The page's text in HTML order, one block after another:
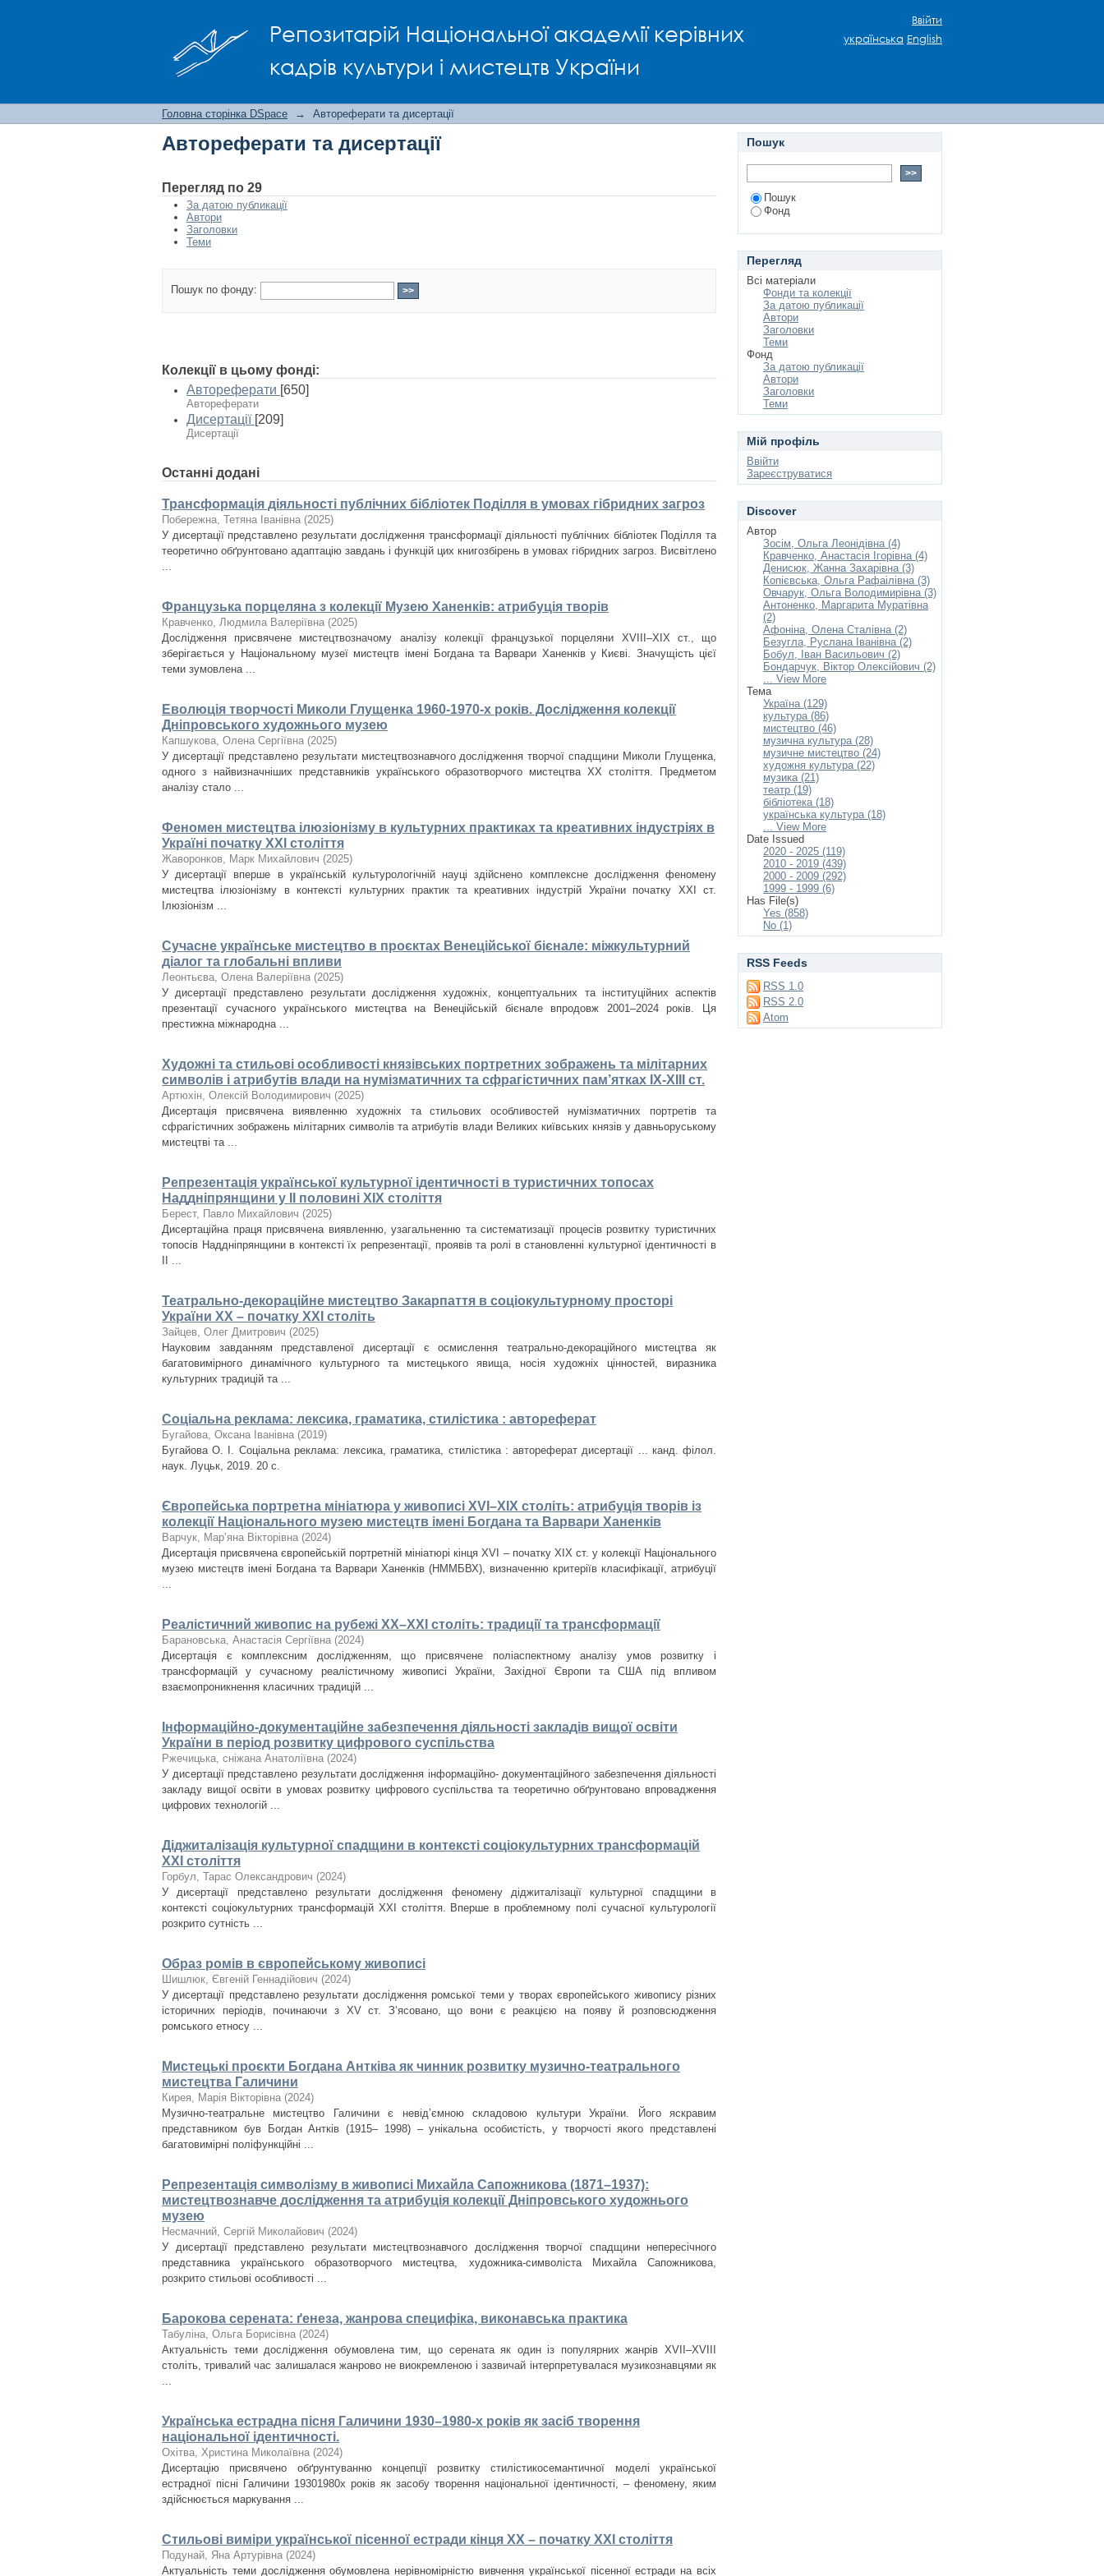
Репозитарій Національної академії керівних
кадрів культури і мистецтв України
Ввійти
українська English
Головна сторінка DSpace → Автореферати та дисертації
Автореферати та дисертації
Перегляд по 29
За датою публикації
Автори
Заголовки
Теми
Пошук по фонду:
Колекції в цьому фонді:
Автореферати [650]
Автореферати
Дисертації [209]
Дисертації
Останні додані
Трансформація діяльності публічних бібліотек Поділля в умовах гібридних загроз
Побережна, Тетяна Іванівна (2025)
У дисертації представлено результати дослідження трансформації діяльності публічних бібліотек Поділля та
теоретично обґрунтовано адаптацію завдань і функцій цих книгозбірень в умовах гібридних загроз. Висвітлено
...
Французька порцеляна з колекції Музею Ханенків: атрибуція творів
Кравченко, Людмила Валеріївна (2025)
Дослідження присвячене мистецтвозначому аналізу колекції французької порцеляни XVIII–XIX ст., що
зберігається у Національному музеї мистецтв імені Богдана та Варвари Ханенків у Києві. Значущість цієї
теми зумовлена ...
Еволюція творчості Миколи Глущенка 1960-1970-х років. Дослідження колекції
Дніпровського художнього музею
Капшукова, Олена Сергіївна (2025)
У дисертації представлено результати мистецтвознавчого дослідження творчої спадщини Миколи Глущенка,
одного з найвизначніших представників українського образотворчого мистецтва ХХ століття. Предметом
аналізу стало ...
Феномен мистецтва ілюзіонізму в культурних практиках та креативних індустріях в
Україні початку ХХІ століття
Жаворонков, Марк Михайлович (2025)
У дисертації вперше в українській культурологічній науці здійснено комплексне дослідження феномену
мистецтва ілюзіонізму в контексті культурних практик та креативних індустрій України початку ХХІ ст.
Ілюзіонізм ...
Сучасне українське мистецтво в проєктах Венеційської бієнале: міжкультурний
діалог та глобальні впливи
Леонтьєва, Олена Валеріївна (2025)
У дисертації представлено результати дослідження художніх, концептуальних та інституційних аспектів
презентації сучасного українського мистецтва на Венеційській бієнале впродовж 2001–2024 років. Ця
престижна міжнародна ...
Художні та стильові особливості князівських портретних зображень та мілітарних
символів і атрибутів влади на нумізматичних та сфрагістичних пам’ятках ІХ-ХІІІ ст.
Артюхін, Олексій Володимирович (2025)
Дисертація присвячена виявленню художніх та стильових особливостей нумізматичних портретів та
сфрагістичних зображень мілітарних символів та атрибутів влади Великих київських князів у давньоруському
мистецтві та ...
Репрезентація української культурної ідентичності в туристичних топосах
Наддніпрянщини у ІІ половині XIX століття
Берест, Павло Михайлович (2025)
Дисертаційна праця присвячена виявленню, узагальненню та систематизації процесів розвитку туристичних
топосів Наддніпрянщини в контексті їх репрезентації, проявів та ролі в становленні культурної ідентичності в
ІІ ...
Театрально-декораційне мистецтво Закарпаття в соціокультурному просторі
України ХХ – початку ХХІ століть
Зайцев, Олег Дмитрович (2025)
Науковим завданням представленої дисертації є осмислення театрально-декораційного мистецтва як
багатовимірного динамічного культурного та мистецького явища, носія художніх цінностей, виразника
культурних традицій та ...
Соціальна реклама: лексика, граматика, стилістика : автореферат
Бугайова, Оксана Іванівна (2019)
Бугайова О. І. Соціальна реклама: лексика, граматика, стилістика : автореферат дисертації ... канд. філол.
наук. Луцьк, 2019. 20 с.
Європейська портретна мініатюра у живописі XVI–XIX століть: атрибуція творів із
колекції Національного музею мистецтв імені Богдана та Варвари Ханенків
Варчук, Мар’яна Вікторівна (2024)
Дисертація присвячена європейській портретній мініатюрі кінця XVI – початку XIX ст. у колекції Національного
музею мистецтв імені Богдана та Варвари Ханенків (НММБВХ), визначенню критеріїв класифікації, атрибуції
...
Реалістичний живопис на рубежі ХХ–ХХІ століть: традиції та трансформації
Барановська, Анастасія Сергіївна (2024)
Дисертація є комплексним дослідженням, що присвячене поліаспектному аналізу умов розвитку і
трансформацій у сучасному реалістичному живописі України, Західної Європи та США під впливом
взаємопроникнення класичних традицій ...
Інформаційно-документаційне забезпечення діяльності закладів вищої освіти
України в період розвитку цифрового суспільства
Ржечицька, сніжана Анатоліївна (2024)
У дисертації представлено результати дослідження інформаційно- документаційного забезпечення діяльності
закладу вищої освіти в умовах розвитку цифрового суспільства та теоретично обґрунтовано впровадження
цифрових технологій ...
Діджиталізація культурної спадщини в контексті соціокультурних трансформацій
ХХІ століття
Горбул, Тарас Олександрович (2024)
У дисертації представлено результати дослідження феномену діджиталізації культурної спадщини в
контексті соціокультурних трансформацій ХХІ століття. Вперше в проблемному полі сучасної культурології
розкрито сутність ...
Образ ромів в європейському живописі
Шишлюк, Євгеній Геннадійович (2024)
У дисертації представлено результати дослідження ромської теми у творах європейського живопису різних
історичних періодів, починаючи з XV ст. З’ясовано, що вони є реакцією на появу й розповсюдження
ромського етносу ...
Мистецькі проєкти Богдана Антківа як чинник розвитку музично-театрального
мистецтва Галичини
Кирея, Марія Вікторівна (2024)
Музично-театральне мистецтво Галичини є невід’ємною складовою культури України. Його яскравим
представником був Богдан Антків (1915– 1998) – унікальна особистість, у творчості якого представлені
багатовимірні поліфункційні ...
Репрезентація символізму в живописі Михайла Сапожникова (1871–1937):
мистецтвознавче дослідження та атрибуція колекції Дніпровського художнього
музею
Несмачний, Сергій Миколайович (2024)
У дисертації представлено результати мистецтвознавчого дослідження творчої спадщини непересічного
представника українського образотворчого мистецтва, художника-символіста Михайла Сапожникова,
розкрито стильові особливості ...
Барокова серената: ґенеза, жанрова специфіка, виконавська практика
Табуліна, Ольга Борисівна (2024)
Актуальність теми дослідження обумовлена тим, що серената як один із популярних жанрів XVII–XVIII
століть, тривалий час залишалася жанрово не виокремленою і зазвичай інтерпретувалася музикознавцями як
...
Українська естрадна пісня Галичини 1930–1980-­х років як засіб творення
національної ідентичності.
Охітва, Христина Миколаївна (2024)
Дисертацію присвячено обґрунтуванню концепції розвитку стилістикосемантичної моделі української
естрадної пісні Галичини 1930­1980­х років як засобу творення національної ідентичності, – феномену, яким
здійснюється маркування ...
Стильові виміри української пісенної естради кінця ХХ – початку ХХІ століття
Подунай, Яна Артурівна (2024)
Актуальність теми дослідження обумовлена нерівномірністю вивчення української пісенної естради на всіх
Пошук
Пошук
Фонд
Перегляд
Всі матеріали
Фонди та колекції
За датою публикації
Автори
Заголовки
Теми
Фонд
За датою публикації
Автори
Заголовки
Теми
Мій профіль
Ввійти
Зареєструватися
Discover
Автор
Зосім, Ольга Леонідівна (4)
Кравченко, Анастасія Ігорівна (4)
Денисюк, Жанна Захарівна (3)
Копієвська, Ольга Рафаілівна (3)
Овчарук, Ольга Володимирівна (3)
Антоненко, Маргарита Муратівна
(2)
Афоніна, Олена Сталівна (2)
Безугла, Руслана Іванівна (2)
Бобул, Іван Васильович (2)
Бондарчук, Віктор Олексійович (2)
... View More
Тема
Україна (129)
культура (86)
мистецтво (46)
музична культура (28)
музичне мистецтво (24)
художня культура (22)
музика (21)
театр (19)
бібліотека (18)
українська культура (18)
... View More
Date Issued
2020 - 2025 (119)
2010 - 2019 (439)
2000 - 2009 (292)
1999 - 1999 (6)
Has File(s)
Yes (858)
No (1)
RSS Feeds
RSS 1.0
RSS 2.0
Atom